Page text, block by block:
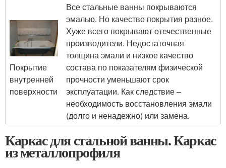
Покрытие
внутренней
поверхности
Все стальные ванны покрываются
эмалью. Но качество покрытия разное.
Хуже всего покрывают отечественные
производители. Недостаточная
толщина эмали и низкое качество
состава по показателям физической
прочности уменьшают срок
эксплуатации. Как следствие –
необходимость восстановления эмали
(долго и ненадежно) или замена.
Каркас для стальной ванны. Каркас
из металлопрофиля